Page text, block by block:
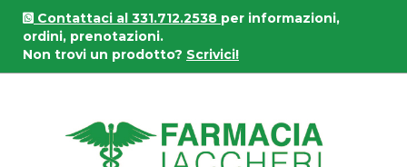
Passa
contenuto
principale
Contattaci al 331.712.2538 per informazioni,
ordini, prenotazioni.
Non trovi un prodotto? Scrivici!